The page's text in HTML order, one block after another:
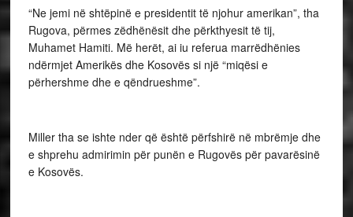
“Ne jemi në shtëpinë e presidentit të njohur amerikan”, tha
Rugova, përmes zëdhënësit dhe përkthyesit të tij,
Muhamet Hamiti. Më herët, ai iu referua marrëdhënies
ndërmjet Amerikës dhe Kosovës si një “miqësi e
përhershme dhe e qëndrueshme”.
Miller tha se ishte nder që është përfshirë në mbrëmje dhe
e shprehu admirimin për punën e Rugovës për pavarësinë
e Kosovës.